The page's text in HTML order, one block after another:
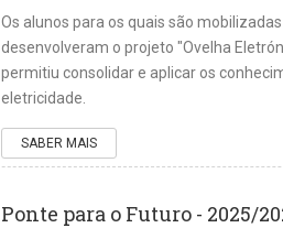
Os alunos para os quais são
desenvolveram o projeto "Ovelha
permitiu consolidar e aplicar os
eletricidade.
SABER MAIS
Ponte para o Futuro - 2025/